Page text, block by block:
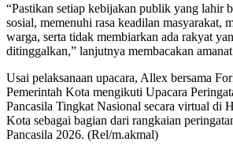
“Pastikan setiap kebijakan publik yang lahir
sosial, memenuhi rasa keadilan masyarakat,
warga, serta tidak membiarkan ada rakyat
ditinggalkan,” lanjutnya membacakan
Usai pelaksanaan upacara, Allex bersama
Pemerintah Kota mengikuti Upacara
Pancasila Tingkat Nasional secara virtual di
Kota sebagai bagian dari rangkaian
Pancasila 2026. (Rel/m.akmal)